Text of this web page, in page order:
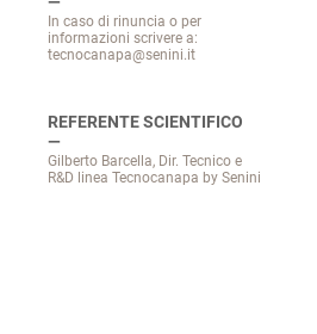
In caso di rinuncia o per
informazioni scrivere a:
tecnocanapa@senini.it
REFERENTE SCIENTIFICO
Gilberto Barcella, Dir. Tecnico e
R&D linea Tecnocanapa by Senini